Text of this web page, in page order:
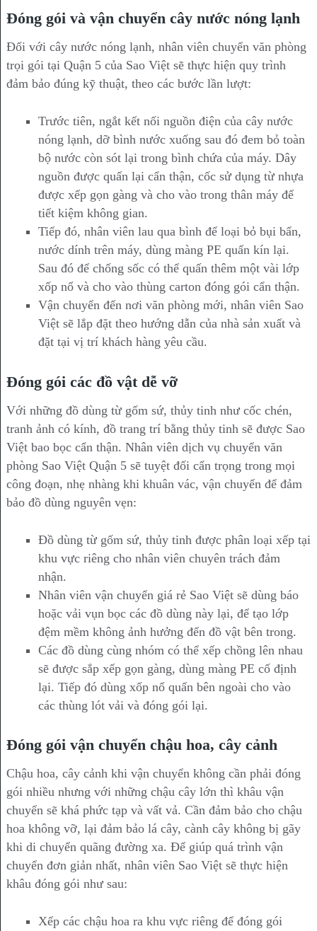
Đóng gói và vận chuyển cây nước nóng lạnh
Đối với cây nước nóng lạnh, nhân viên chuyển văn phòng
trọi gói tại Quận 5 của Sao Việt sẽ thực hiện quy trình
đảm bảo đúng kỹ thuật, theo các bước lần lượt:
Trước tiên, ngắt kết nối nguồn điện của cây nước
nóng lạnh, dỡ bình nước xuống sau đó đem bỏ toàn
bộ nước còn sót lại trong bình chứa của máy. Dây
nguồn được quấn lại cẩn thận, cốc sử dụng từ nhựa
được xếp gọn gàng và cho vào trong thân máy để
tiết kiệm không gian.
Tiếp đó, nhân viên lau qua bình để loại bỏ bụi bẩn,
nước dính trên máy, dùng màng PE quấn kín lại.
Sau đó để chống sốc có thể quấn thêm một vài lớp
xốp nổ và cho vào thùng carton đóng gói cẩn thận.
Vận chuyển đến nơi văn phòng mới, nhân viên Sao
Việt sẽ lắp đặt theo hướng dẫn của nhà sản xuất và
đặt tại vị trí khách hàng yêu cầu.
Đóng gói các đồ vật dễ vỡ
Với những đồ dùng từ gốm sứ, thủy tinh như cốc chén,
tranh ảnh có kính, đồ trang trí bằng thủy tinh sẽ được Sao
Việt bao bọc cẩn thận. Nhân viên dịch vụ chuyển văn
phòng Sao Việt Quận 5 sẽ tuyệt đối cẩn trọng trong mọi
công đoạn, nhẹ nhàng khi khuân vác, vận chuyển để đảm
bảo đồ dùng nguyên vẹn:
Đồ dùng từ gốm sứ, thủy tinh được phân loại xếp tại
khu vực riêng cho nhân viên chuyên trách đảm
nhận.
Nhân viên vận chuyển giá rẻ Sao Việt sẽ dùng báo
hoặc vải vụn bọc các đồ dùng này lại, để tạo lớp
đệm mềm không ảnh hưởng đến đồ vật bên trong.
Các đồ dùng cùng nhóm có thể xếp chồng lên nhau
sẽ được sắp xếp gọn gàng, dùng màng PE cố định
lại. Tiếp đó dùng xốp nổ quấn bên ngoài cho vào
các thùng lót vải và đóng gói lại.
Đóng gói vận chuyển chậu hoa, cây cảnh
Chậu hoa, cây cảnh khi vận chuyển không cần phải đóng
gói nhiều nhưng với những chậu cây lớn thì khâu vận
chuyển sẽ khá phức tạp và vất vả. Cần đảm bảo cho chậu
hoa không vỡ, lại đảm bảo lá cây, cành cây không bị gãy
khi di chuyển quãng đường xa. Để giúp quá trình vận
chuyển đơn giản nhất, nhân viên Sao Việt sẽ thực hiện
khâu đóng gói như sau:
Xếp các chậu hoa ra khu vực riêng để đóng gói